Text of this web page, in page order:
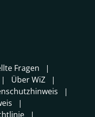
Fragen
Über WiZ